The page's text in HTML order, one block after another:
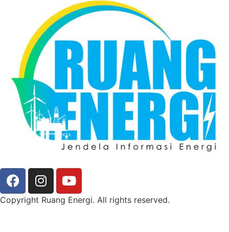
Copyright Ruang Energi. All rights reserved.